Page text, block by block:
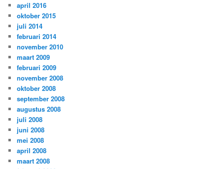
april 2016
oktober 2015
juli 2014
februari 2014
november 2010
maart 2009
februari 2009
november 2008
oktober 2008
september 2008
augustus 2008
juli 2008
juni 2008
mei 2008
april 2008
maart 2008